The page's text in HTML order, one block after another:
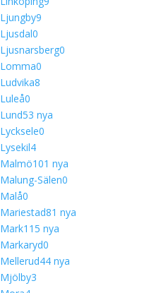
Ljungby9
Ljusdal0
Ljusnarsberg0
Lomma0
Ludvika8
Luleå0
Lund53 nya
Lycksele0
Lysekil4
Malmö101 nya
Malung-Sälen0
Malå0
Mariestad81 nya
Mark115 nya
Markaryd0
Mellerud44 nya
Mjölby3